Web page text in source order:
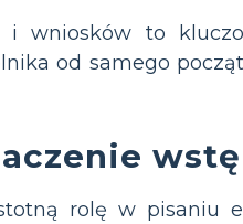
i wniosków to
od samego
rolę w pisaniu